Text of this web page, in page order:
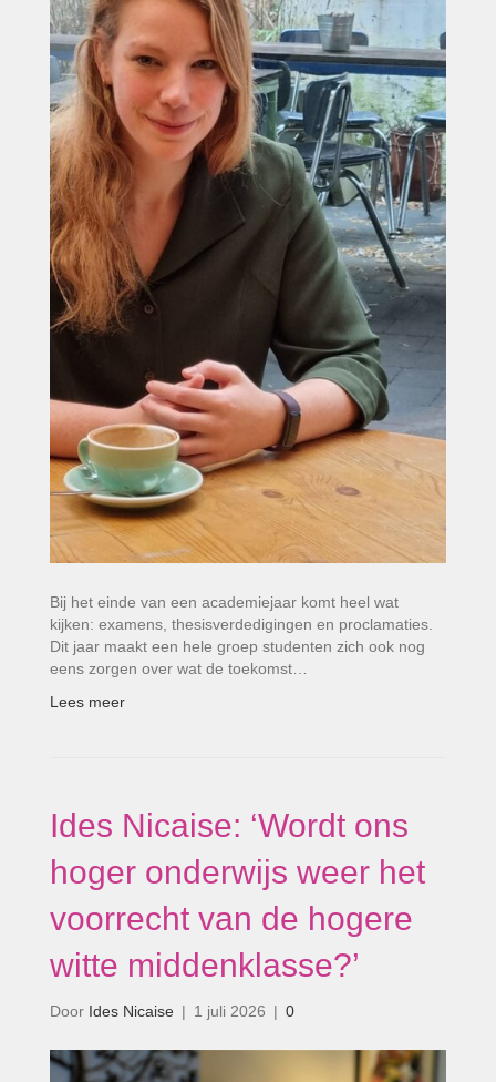
Bij het einde van een academiejaar komt heel wat
kijken: examens, thesisverdedigingen en proclamaties.
Dit jaar maakt een hele groep studenten zich ook nog
eens zorgen over wat de toekomst…
Lees meer
Ides Nicaise: ‘Wordt ons
hoger onderwijs weer het
voorrecht van de hogere
witte middenklasse?’
Door Ides Nicaise | 1 juli 2026 | 0